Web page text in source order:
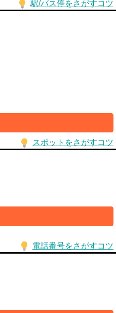
駅/バス停をさがすコツ
スポットをさがすコツ
電話番号をさがすコツ